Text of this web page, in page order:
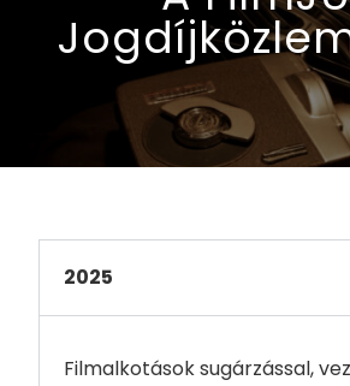
2025
Filmalkotások sugárzással,